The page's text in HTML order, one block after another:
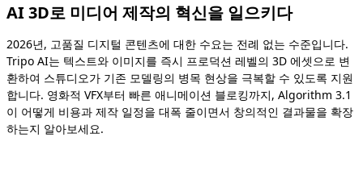
AI 3D로 미디어 제작의 혁신을 일으키다
2026년, 고품질 디지털 콘텐츠에 대한 수요는 전례 없는 수준입니다.
Tripo AI는 텍스트와 이미지를 즉시 프로덕션 레벨의 3D 에셋으로 변
환하여 스튜디오가 기존 모델링의 병목 현상을 극복할 수 있도록 지원
합니다. 영화적 VFX부터 빠른 애니메이션 블로킹까지, Algorithm 3.1
이 어떻게 비용과 제작 일정을 대폭 줄이면서 창의적인 결과물을 확장
하는지 알아보세요.